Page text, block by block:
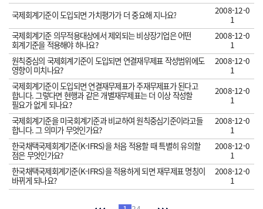
국제회계기준이 도입되면 가치평가가 더 중요해 지나요?
2008-12-0
1
국제회계기준 의무적용대상에서 제외되는 비상장기업은 어떤
회계기준을 적용해야 하나요?
2008-12-0
1
원칙중심의 국제회계기준이 도입되면 연결재무제표 작성범위에도
영향이 미치나요?
2008-12-0
1
국제회계기준이 도입되면 연결재무제표가 주재무제표가 된다고
합니다. 그렇다면 현행과 같은 개별재무제표는 더 이상 작성할
필요가 없게 되나요?
2008-12-0
1
국제회계기준을 미국회계기준과 비교하여 원칙중심기준이라고들
합니다. 그 의미가 무엇인가요?
2008-12-0
1
한국채택국제회계기준(K-IFRS)을 처음 적용할 때 특별히 유의할
점은 무엇인가요?
2008-12-0
1
한국채택국제회계기준(K-IFRS)을 적용하게 되면 재무제표 명칭이
바뀌게 되나요?
2008-12-0
1